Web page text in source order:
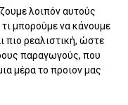
λοιπόν αυτούς
μπορούμε να κάνουμε
πιο ρεαλιστική, ώστε
παραγωγούς, που
μέρα το προιον μας